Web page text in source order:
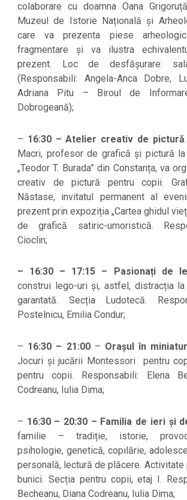
colaborare cu doamna Oana
Muzeul de Istorie Națională și
care va prezenta piese
fragmentare și va ilustra
prezent. Loc de desfășurare:
(Responsabili: Angela-Anca Dobre,
Adriana Pitu – Biroul de
Dobrogeană);
– 16:30 – Atelier creativ de pictură
Macri, profesor de grafică și pictură la
„Teodor T. Burada” din Constanța, va
creativ de pictură pentru copii.
Năstase, invitatul permanent al
prezent prin expoziția „Cartea ghidul
de grafică satiric-umoristică.
Cioclin;
– 16:30 – 17:15 – Pasionați de
construi lego-uri și, astfel, distracția
garantată. Secția Ludotecă.
Postelnicu, Emilia Condur;
– 16:30 – 21:00– Orașul în
Jocuri și jucării Montessori pentru
pentru copii. Responsabili: Elena
Codreanu, Iulia Dima;
– 16:30 – 20:30 – Familia de ieri și
familie – tradiție, istorie,
psihologie, genetică, copilărie,
personală, lectură de plăcere. Activitate
bunici. Secția pentru copii, etaj I.
Becheanu, Diana Codreanu, Iulia Dima;